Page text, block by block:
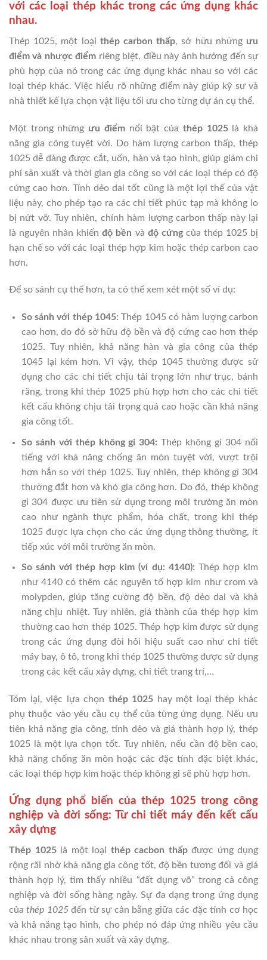
với các loại thép khác trong các ứng dụng khác
nhau.
Thép 1025, một loại thép carbon thấp, sở hữu những ưu
điểm và nhược điểm riêng biệt, điều này ảnh hưởng đến sự
phù hợp của nó trong các ứng dụng khác nhau so với các
loại thép khác. Việc hiểu rõ những điểm này giúp kỹ sư và
nhà thiết kế lựa chọn vật liệu tối ưu cho từng dự án cụ thể.
Một trong những ưu điểmnổi bật của thép 1025là khả
năng gia công tuyệt vời. Do hàm lượng carbon thấp, thép
1025 dễ dàng được cắt, uốn, hàn và tạo hình, giúp giảm chi
phí sản xuất và thời gian gia công so với các loại thép có độ
cứng cao hơn. Tính dẻo dai tốt cũng là một lợi thế của vật
liệu này, cho phép tạo ra các chi tiết phức tạp mà không lo
bị nứt vỡ. Tuy nhiên, chính hàm lượng carbon thấp này lại
là nguyên nhân khiếnđộ bền và độ cứngcủa thép 1025 bị
hạn chế so với các loại thép hợp kim hoặc thép carbon cao
hơn.
Để so sánh cụ thể hơn, ta có thể xem xét một số ví dụ:
So sánh với thép 1045: Thép 1045 có hàm lượng carbon
cao hơn, do đó sở hữu độ bền và độ cứng cao hơn thép
1025. Tuy nhiên, khả năng hàn và gia công của thép
1045 lại kém hơn. Vì vậy, thép 1045 thường được sử
dụng cho các chi tiết chịu tải trọng lớn như trục, bánh
răng, trong khi thép 1025 phù hợp hơn cho các chi tiết
kết cấu không chịu tải trọng quá cao hoặc cần khả năng
gia công tốt.
So sánh với thép không gỉ 304: Thép không gỉ 304 nổi
tiếng với khả năng chống ăn mòn tuyệt vời, vượt trội
hơn hẳn so với thép 1025. Tuy nhiên, thép không gỉ 304
thường đắt hơn và khó gia công hơn. Do đó, thép không
gỉ 304 được ưu tiên sử dụng trong môi trường ăn mòn
cao như ngành thực phẩm, hóa chất, trong khi thép
1025 được lựa chọn cho các ứng dụng thông thường, ít
tiếp xúc với môi trường ăn mòn.
So sánh với thép hợp kim (ví dụ: 4140): Thép hợp kim
như 4140 có thêm các nguyên tố hợp kim như crom và
molypden, giúp tăng cường độ bền, độ dẻo dai và khả
năng chịu nhiệt. Tuy nhiên, giá thành của thép hợp kim
thường cao hơn thép 1025. Thép hợp kim được sử dụng
trong các ứng dụng đòi hỏi hiệu suất cao như chi tiết
máy bay, ô tô, trong khi thép 1025 thường được sử dụng
trong các kết cấu xây dựng, chi tiết trang trí,…
Tóm lại, việc lựa chọn thép 1025 hay một loại thép khác
phụ thuộc vào yêu cầu cụ thể của từng ứng dụng. Nếu ưu
tiên khả năng gia công, tính dẻo và giá thành hợp lý, thép
1025 là một lựa chọn tốt. Tuy nhiên, nếu cần độ bền cao,
khả năng chống ăn mòn hoặc các đặc tính đặc biệt khác,
các loại thép hợp kim hoặc thép không gỉ sẽ phù hợp hơn.
Ứng dụng phổ biến của thép 1025 trong công
nghiệp và đời sống: Từ chi tiết máy đến kết cấu
xây dựng
Thép 1025là một loại thép cacbon thấpđược ứng dụng
rộng rãi nhờ khả năng gia công tốt, độ bền tương đối và giá
thành hợp lý, tìm thấy nhiều “đất dụng võ” trong cả công
nghiệp và đời sống hàng ngày. Sự đa dạng trong ứng dụng
củathép 1025đến từ sự cân bằng giữa các đặc tính cơ học
và khả năng tạo hình, cho phép nó đáp ứng nhiều yêu cầu
khác nhau trong sản xuất và xây dựng.